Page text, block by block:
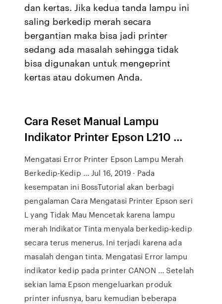
dan kertas. Jika kedua tanda lampu ini
saling berkedip merah secara
bergantian maka bisa jadi printer
sedang ada masalah sehingga tidak
bisa digunakan untuk mengeprint
kertas atau dokumen Anda.
Cara Reset Manual Lampu
Indikator Printer Epson L210 ...
Mengatasi Error Printer Epson Lampu Merah
Berkedip-Kedip ... Jul 16, 2019 · Pada
kesempatan ini BossTutorial akan berbagi
pengalaman Cara Mengatasi Printer Epson seri
L yang Tidak Mau Mencetak karena lampu
merah Indikator Tinta menyala berkedip-kedip
secara terus menerus. Ini terjadi karena ada
masalah dengan tinta. Mengatasi Error lampu
indikator kedip pada printer CANON ... Setelah
sekian lama Epson mengeluarkan produk
printer infusnya, baru kemudian beberapa